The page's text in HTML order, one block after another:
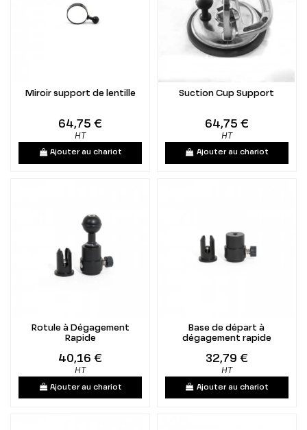
Miroir support de lentille
64,75 €
HT
Ajouter au chariot
Suction Cup Support
64,75 €
HT
Ajouter au chariot
Rotule à Dégagement
Rapide
40,16 €
HT
Ajouter au chariot
Base de départ à
dégagement rapide
32,79 €
HT
Ajouter au chariot